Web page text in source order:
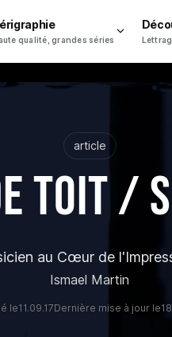
qualité, grandes séries
article
TOIT /
au Cœur de
Ismael Martin
le11.09.17Dernière mise à jour le